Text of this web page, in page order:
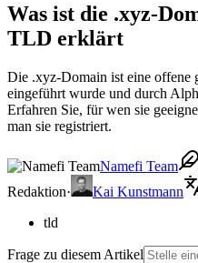
Was ist die .xyz-
TLD erklärt
Die .xyz-Domain ist eine offene
eingeführt wurde und durch
Erfahren Sie, für wen sie
man sie registriert.
Namefi Team
Redaktion· Kai Kunstmann
tld
Frage zu diesem Artikel